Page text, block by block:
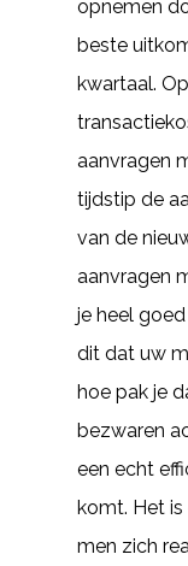
opnemen
beste
kwartaal.
aanvragen
tijdstip de
van de
aanvragen
je heel
dit dat uw
hoe pak je
bezwaren
een echt
komt. Het
men zich